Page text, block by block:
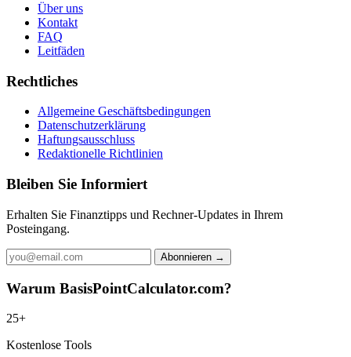
Über uns
Kontakt
FAQ
Leitfäden
Rechtliches
Allgemeine Geschäftsbedingungen
Datenschutzerklärung
Haftungsausschluss
Redaktionelle Richtlinien
Bleiben Sie Informiert
Erhalten Sie Finanztipps und Rechner-Updates in Ihrem
Posteingang.
Abonnieren →
Warum BasisPointCalculator.com?
25+
Kostenlose Tools